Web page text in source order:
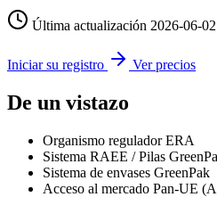
Última actualización 2026-06-02
Iniciar su registro Ver precios
De un vistazo
Organismo regulador ERA
Sistema RAEE / Pilas
Sistema de envases GreenPak
Acceso al mercado Pan-UE